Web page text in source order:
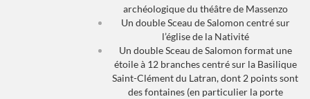
archéologique du théâtre de Massenzo
Un double Sceau de Salomon centré sur
l’église de la Nativité
Un double Sceau de Salomon format une
étoile à 12 branches centré sur la Basilique
Saint-Clément du Latran, dont 2 points sont
des fontaines (en particulier la porte